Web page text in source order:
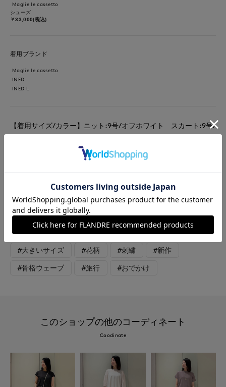
Maglie le cassetto
シューズ
￥33,000(税込)
着用ブランド
Maglie le cassetto
INED
INED L
【着用サイズ/カラー】ニット:9号/オフホワイト スカート:9号/
でモノトーンコーディネート リブニットは伸縮性があり着心地
が良く、1枚でも重ね着にもオススメのニットです。合わせたス
カートは張り感がありますが、広がりすぎないラインになってま
す。後ろゴムでいつものサイズで大丈夫です。
#スカート #ニット #通勤・仕事 #休日
#女子会 #デート #ウォッシャブル
#大きいサイズ #花柄 #刺繍 #新作
#骨格ウェーブ #旅行 #おでかけ
このショップの他のコーディネート
Coodinate